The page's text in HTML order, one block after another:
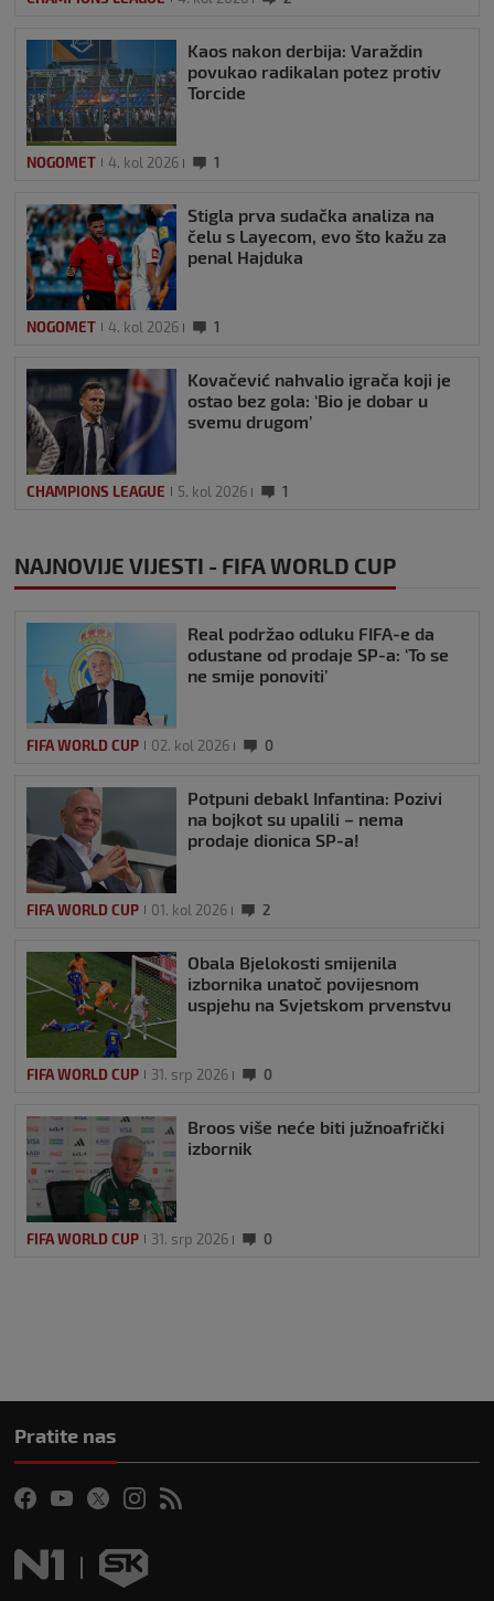
Kaos nakon derbija: Varaždin
povukao radikalan potez protiv
Torcide
NOGOMET 4. kol 2026 1
Stigla prva sudačka analiza na
čelu s Layecom, evo što kažu za
penal Hajduka
NOGOMET 4. kol 2026 1
Kovačević nahvalio igrača koji je
ostao bez gola: ‘Bio je dobar u
svemu drugom’
CHAMPIONS LEAGUE 5. kol 2026 1
NAJNOVIJE VIJESTI - FIFA WORLD CUP
Real podržao odluku FIFA-e da
odustane od prodaje SP-a: ‘To se
ne smije ponoviti’
FIFA WORLD CUP 02. kol 2026 0
Potpuni debakl Infantina: Pozivi
na bojkot su upalili – nema
prodaje dionica SP-a!
FIFA WORLD CUP 01. kol 2026 2
Obala Bjelokosti smijenila
izbornika unatoč povijesnom
uspjehu na Svjetskom prvenstvu
FIFA WORLD CUP 31. srp 2026 0
Broos više neće biti južnoafrički
izbornik
FIFA WORLD CUP 31. srp 2026 0
Pratite nas